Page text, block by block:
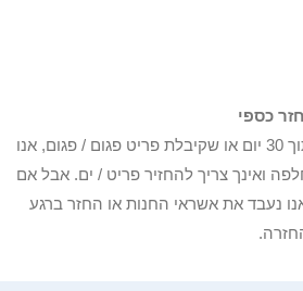
הפריטים שלך לא קיבלו תוך 30 יום או שקיבלת פריט פגום / פגום, אנו
ואינך צריך להחזיר פריט / ים. אבל אם
נעבד את אשראי החנות או החזר ברגע